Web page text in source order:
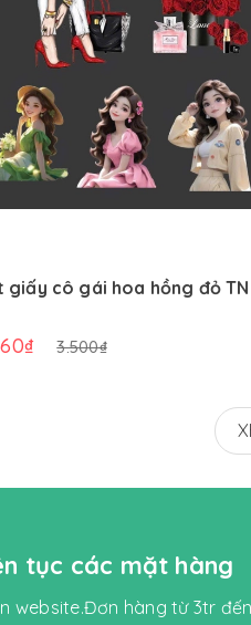
giấy cô gái hoa hồng đỏ TN
3.500₫
tục các mặt hàng
website.Đơn hàng từ 3tr đến